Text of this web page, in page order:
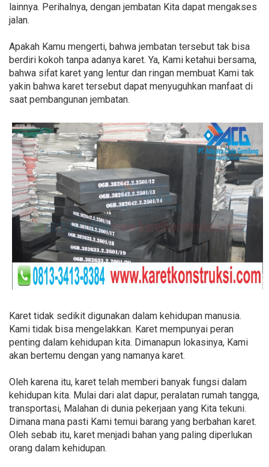
lainnya. Perihalnya, dengan jembatan Kita dapat mengakses
jalan.
Apakah Kamu mengerti, bahwa jembatan tersebut tak bisa
berdiri kokoh tanpa adanya karet. Ya, Kami ketahui bersama,
bahwa sifat karet yang lentur dan ringan membuat Kami tak
yakin bahwa karet tersebut dapat menyuguhkan manfaat di
saat pembangunan jembatan.
Karet tidak sedikit digunakan dalam kehidupan manusia.
Kami tidak bisa mengelakkan. Karet mempunyai peran
penting dalam kehidupan kita. Dimanapun lokasinya, Kami
akan bertemu dengan yang namanya karet.
Oleh karena itu, karet telah memberi banyak fungsi dalam
kehidupan kita. Mulai dari alat dapur, peralatan rumah tangga,
transportasi, Malahan di dunia pekerjaan yang Kita tekuni.
Dimana mana pasti Kami temui barang yang berbahan karet.
Oleh sebab itu, karet menjadi bahan yang paling diperlukan
orang dalam kehidupan.